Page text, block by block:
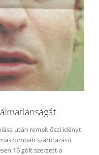
után remek őszi idényt
származású
16 gólt szerzett a